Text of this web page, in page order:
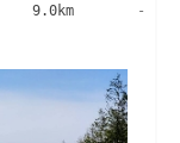
9.0km -